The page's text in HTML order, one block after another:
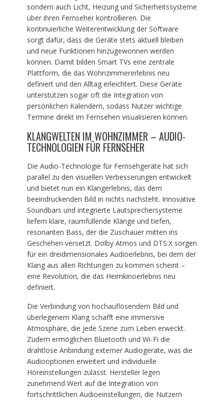
sondern auch Licht, Heizung und Sicherheitssysteme
über ihren Fernseher kontrollieren. Die
kontinuierliche Weiterentwicklung der Software
sorgt dafür, dass die Geräte stets aktuell bleiben
und neue Funktionen hinzugewonnen werden
können. Damit bilden Smart TVs eine zentrale
Plattform, die das Wohnzimmererlebnis neu
definiert und den Alltag erleichtert. Diese Geräte
unterstützen sogar oft die Integration von
persönlichen Kalendern, sodass Nutzer wichtige
Termine direkt im Fernsehen visualisieren können.
KLANGWELTEN IM WOHNZIMMER – AUDIO-
TECHNOLOGIEN FÜR FERNSEHER
Die Audio-Technologie für Fernsehgeräte hat sich
parallel zu den visuellen Verbesserungen entwickelt
und bietet nun ein Klangerlebnis, das dem
beeindruckenden Bild in nichts nachsteht. Innovative
Soundbars und integrierte Lautsprechersysteme
liefern klare, raumfüllende Klänge und tiefen,
resonanten Bass, der die Zuschauer mitten ins
Geschehen versetzt. Dolby Atmos und DTS:X sorgen
für ein dreidimensionales Audioerlebnis, bei dem der
Klang aus allen Richtungen zu kommen scheint –
eine Revolution, die das Heimkinoerlebnis neu
definiert.
Die Verbindung von hochauflösendem Bild und
überlegenem Klang schafft eine immersive
Atmosphäre, die jede Szene zum Leben erweckt.
Zudem ermöglichen Bluetooth und Wi-Fi die
drahtlose Anbindung externer Audiogeräte, was die
Audiooptionen erweitert und individuelle
Höreinstellungen zulässt. Hersteller legen
zunehmend Wert auf die Integration von
fortschrittlichen Audioeinstellungen, die Nutzern